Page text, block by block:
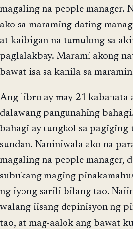
magaling na people manager.
ako sa maraming dating
at kaibigan na tumulong sa
paglalakbay. Marami akong
bawat isa sa kanila sa
Ang libro ay may 21 kabanata
dalawang pangunahing
bahagi ay tungkol sa pagiging
sundan. Naniniwala ako na
magaling na people manager,
subukang maging
ng iyong sarili bilang tao.
walang iisang depinisyon ng
tao, at mag-aalok ang bawat